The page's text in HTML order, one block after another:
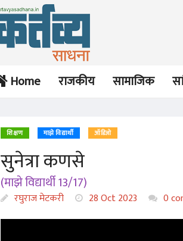
Home राजकीय सामाजिक
शिक्षण माझे विद्यार्थी ऑडिओ
सुनेत्रा कणसे
(माझे विद्यार्थी 13/17)
रघुराज मेटकरी 28 Oct 2023 0